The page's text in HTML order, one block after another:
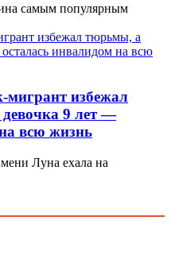
самым популярным
избежал
9 лет —
всю жизнь
Луна ехала на